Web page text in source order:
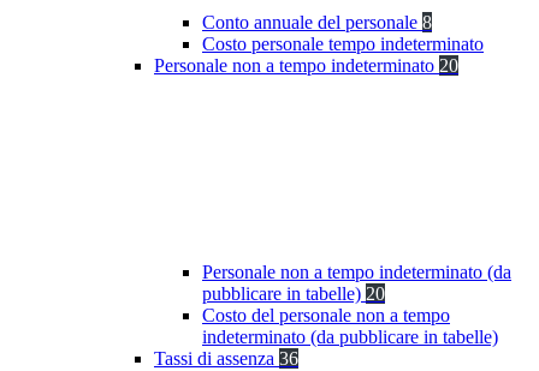
Conto annuale del personale 8
Costo personale tempo indeterminato
Personale non a tempo indeterminato 20
Personale non a tempo indeterminato (da
pubblicare in tabelle) 20
Costo del personale non a tempo
indeterminato (da pubblicare in tabelle)
Tassi di assenza 36